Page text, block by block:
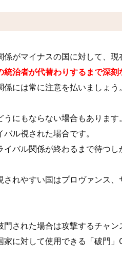
がマイナスの国に対して、
治者が代替わりするまで深刻
には常に注意を払いましょう。
にもならない場合もあります。
ル視された場合です。
バル関係が終わるまで待つし
されやすい国はプロヴァンス
門された場合は攻撃するチャン
家に対して使用できる「破門